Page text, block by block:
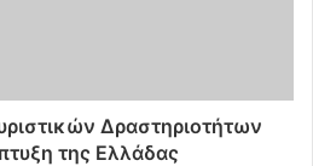
Δραστηριοτήτων
της Ελλάδας